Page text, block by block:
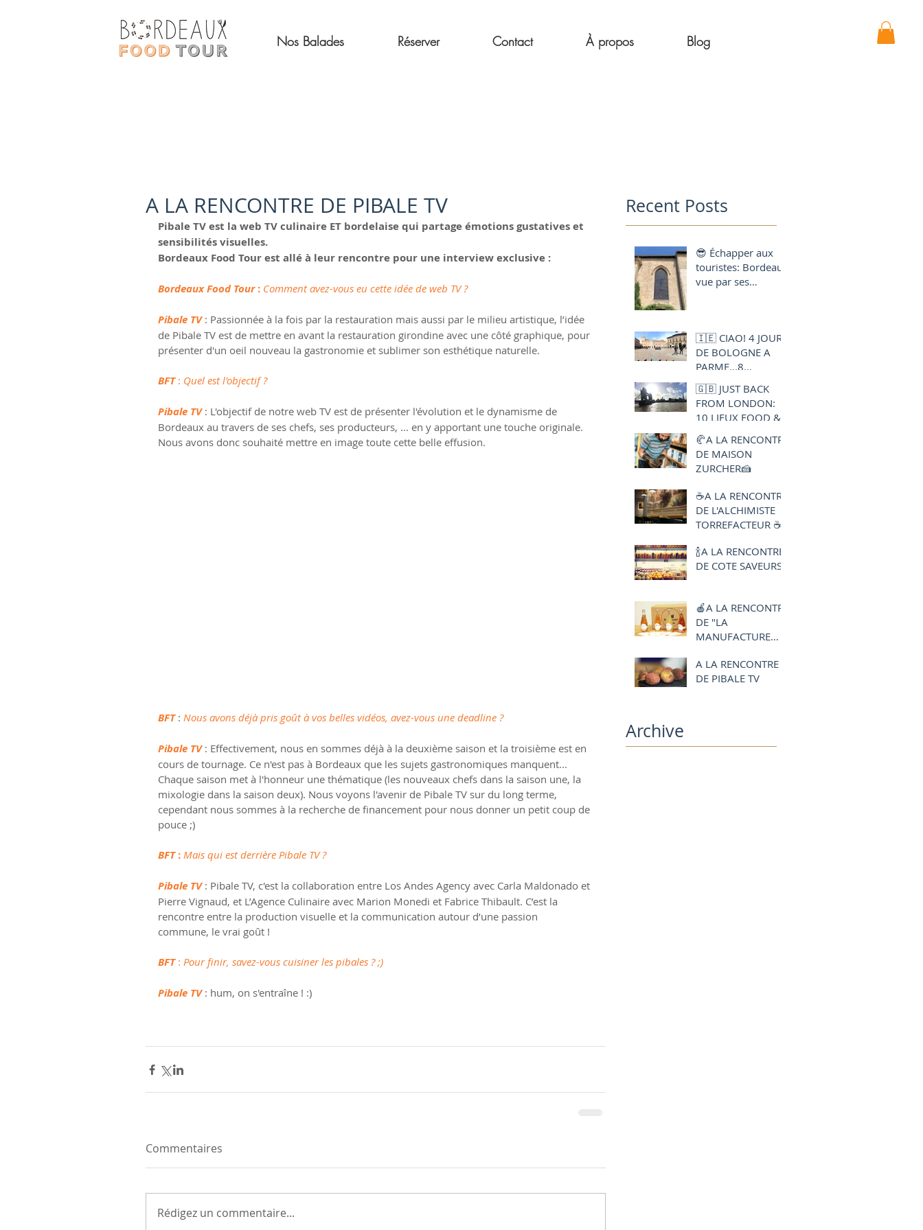
Nos Balades Réserver Contact À propos Blog
A LA RENCONTRE DE PIBALE TV
Pibale TV est la web TV culinaire ET bordelaise qui partage émotions gustatives et
sensibilités visuelles.
Bordeaux Food Tour est allé à leur rencontre pour une interview exclusive :
Bordeaux Food Tour : Comment avez-vous eu cette idée de web TV ?
Pibale TV : Passionnée à la fois par la restauration mais aussi par le milieu artistique, l’idée
de Pibale TV est de mettre en avant la restauration girondine avec une côté graphique, pour
présenter d'un oeil nouveau la gastronomie et sublimer son esthétique naturelle.
BFT : Quel est l'objectif ?
Pibale TV : L'objectif de notre web TV est de présenter l'évolution et le dynamisme de
Bordeaux au travers de ses chefs, ses producteurs, ... en y apportant une touche originale.
Nous avons donc souhaité mettre en image toute cette belle effusion.
BFT : Nous avons déjà pris goût à vos belles vidéos, avez-vous une deadline ?
Pibale TV : Effectivement, nous en sommes déjà à la deuxième saison et la troisième est en
cours de tournage. Ce n'est pas à Bordeaux que les sujets gastronomiques manquent...
Chaque saison met à l'honneur une thématique (les nouveaux chefs dans la saison une, la
mixologie dans la saison deux). Nous voyons l'avenir de Pibale TV sur du long terme,
cependant nous sommes à la recherche de financement pour nous donner un petit coup de
pouce ;)
BFT : Mais qui est derrière Pibale TV ?
Pibale TV : Pibale TV, c'est la collaboration entre Los Andes Agency avec Carla Maldonado et
Pierre Vignaud, et L’Agence Culinaire avec Marion Monedi et Fabrice Thibault. C’est la
rencontre entre la production visuelle et la communication autour d’une passion
commune, le vrai goût !
BFT : Pour finir, savez-vous cuisiner les pibales ? ;)
Pibale TV : hum, on s'entraîne ! :)
Commentaires
Rédigez un commentaire...
Recent Posts
😎 Échapper aux
touristes: Bordeaux
vue par ses
🇮🇪 CIAO! 4 JOURS
DE BOLOGNE A
PARME...8
ADRESSES FOOD A
NE PAS RATER🍦🍝
🇬🇧 JUST BACK
FROM LONDON:
10 LIEUX FOOD &
DRINK A
DECOUVRIR ! 🍽 🍸
🥐A LA RENCONTRE
DE MAISON
ZURCHER🍰
☕A LA RENCONTRE
DE L'ALCHIMISTE
TORREFACTEUR ☕
🍾A LA RENCONTRE
DE COTE SAVEURS
🍎A LA RENCONTRE
DE "LA
MANUFACTURE
A LA RENCONTRE
DE PIBALE TV
Archive